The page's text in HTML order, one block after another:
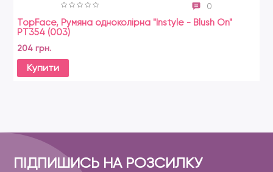
0
TopFace, Румяна одноколірна "Instyle - Blush On"
PT354 (003)
204 грн.
Купити
ПІДПИШИСЬ НА РОЗСИЛКУ